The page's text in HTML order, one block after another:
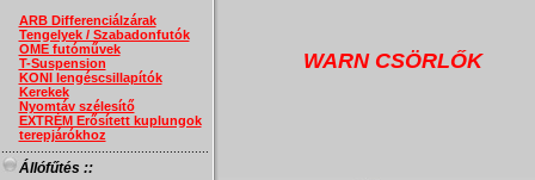
ARB Differenciálzárak
Tengelyek / Szabadonfutók
OME futóművek
T-Suspension
KONI lengéscsillapítók
Kerekek
Nyomtáv szélesítő
EXTRÉM Erősített kuplungok
terepjárókhoz
Állófűtés ::
WARN CSÖRLŐK